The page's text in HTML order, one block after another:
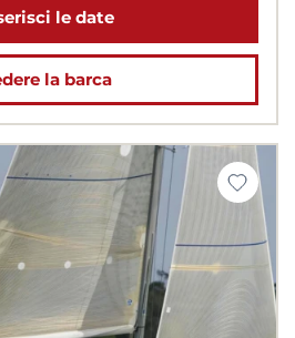
le date
la barca